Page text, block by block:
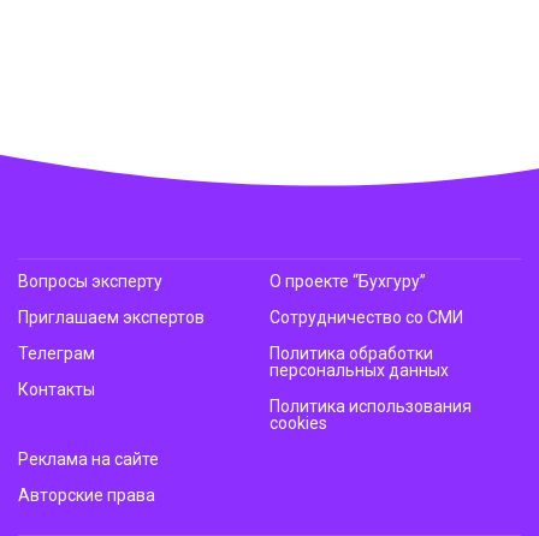
Вопросы эксперту
Приглашаем экспертов
Телеграм
Контакты
О проекте “Бухгуру”
Сотрудничество со СМИ
Политика обработки
персональных данных
Политика использования
cookies
Реклама на сайте
Авторские права